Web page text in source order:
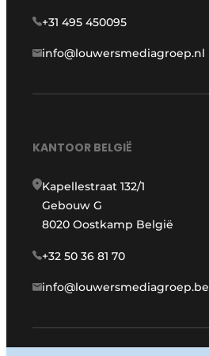
+31 495 450095
info@louwersmediagroep.nl
KANTOOR BELGIË
Kapellestraat 132/1
Gebouw G
8020 Oostkamp België
+32 50 36 81 70
info@louwersmediagroep.be